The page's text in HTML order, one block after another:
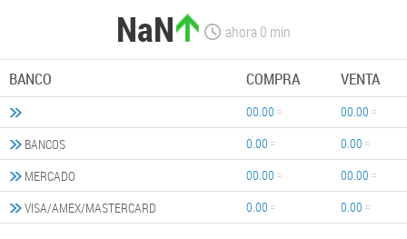
NaN ahora0 min
BANCO COMPRA VENTA
00.00
00.00
BANCOS
0.00
0.00
MERCADO
00.00
00.00
VISA/AMEX/MASTERCARD
0.00 0.00